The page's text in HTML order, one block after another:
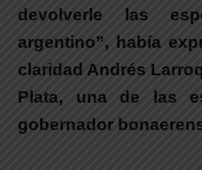
devolverle las
argentino”, había
claridad Andrés
Plata, una de las
gobernador